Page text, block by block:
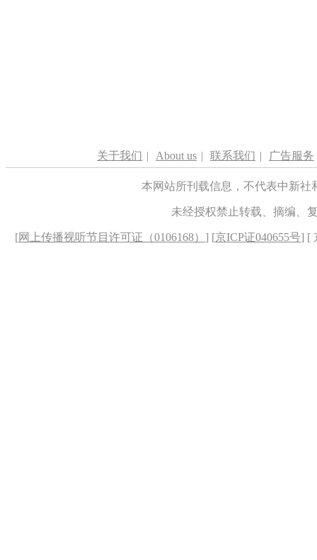
关于我们 | About us | 联系我们 | 广告服务
本网站所刊载信息，不代表中新
未经授权禁止转载、摘编、
[网上传播视听节目许可证（0106168） ] [京ICP证040655号] [